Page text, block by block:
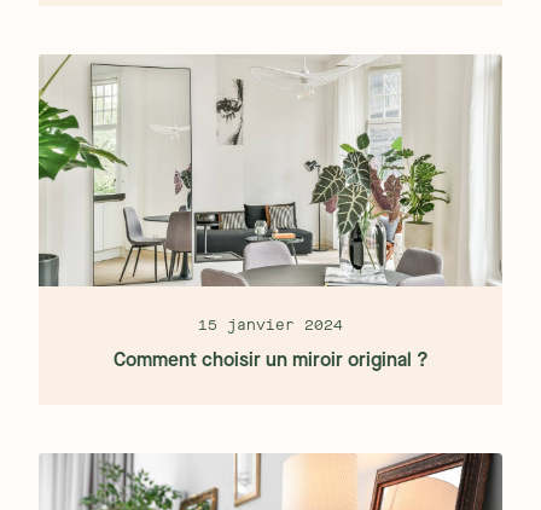
15 janvier 2024
Comment choisir un miroir original ?